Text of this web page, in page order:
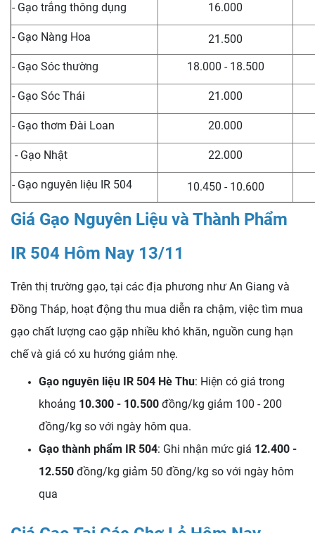
- Gạo trắng thông dụng 16.000
- Gạo Nàng Hoa 21.500
- Gạo Sóc thường 18.000 - 18.500
- Gạo Sóc Thái 21.000
- Gạo thơm Đài Loan 20.000
- Gạo Nhật 22.000
- Gạo nguyên liệu IR 504 10.450 - 10.600
Giá Gạo Nguyên Liệu và Thành Phẩm
IR 504 Hôm Nay 13/11
Trên thị trường gạo, tại các địa phương như An Giang và
Đồng Tháp, hoạt động thu mua diễn ra chậm, việc tìm mua
gạo chất lượng cao gặp nhiều khó khăn, nguồn cung hạn
chế và giá có xu hướng giảm nhẹ.
Gạo nguyên liệu IR 504 Hè Thu: Hiện có giá trong
khoảng 10.300 - 10.500 đồng/kg giảm 100 - 200
đồng/kg so với ngày hôm qua.
Gạo thành phẩm IR 504: Ghi nhận mức giá 12.400 -
12.550 đồng/kg giảm 50 đồng/kg so với ngày hôm
qua